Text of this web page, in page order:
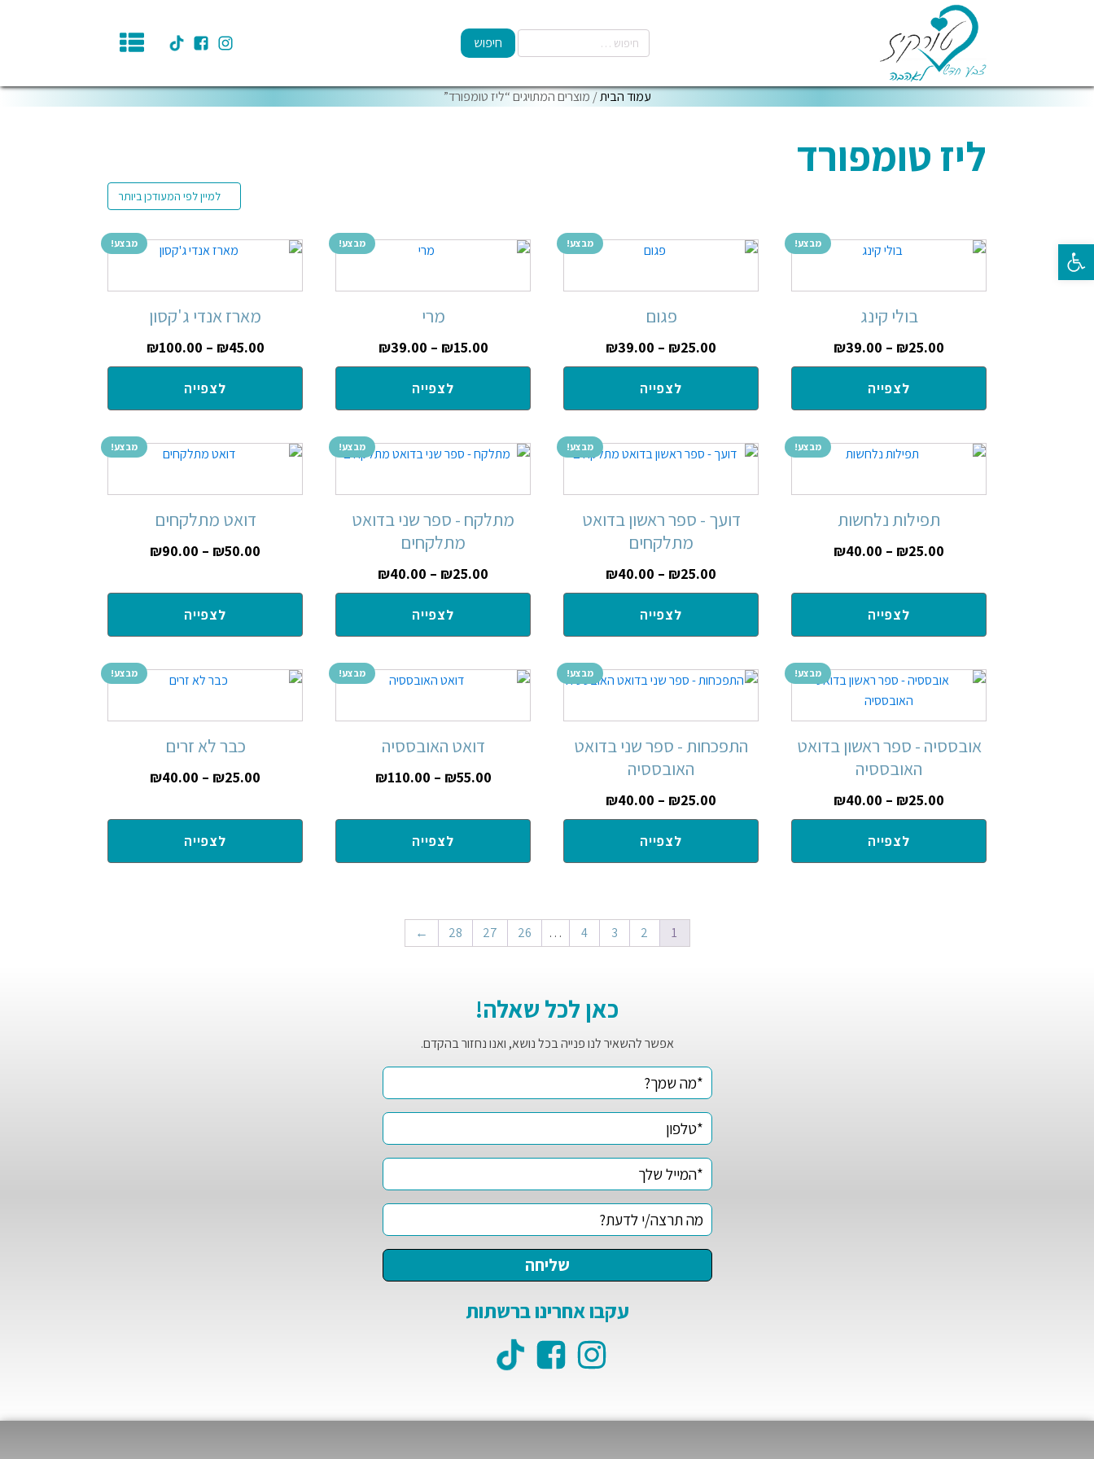
פתח סרגל נגישות
עמוד הבית/ מוצרים המתויגים “ליז טומפורד”
ליז טומפורד
מבצע!
בולי קינג
₪25.00
–
₪39.00
לצפייה
מבצע!
פגום
₪25.00
–
₪39.00
לצפייה
מבצע!
מרי
₪15.00
–
₪39.00
לצפייה
מבצע!
מארז אנדי ג'קסון
₪45.00
–
₪100.00
לצפייה
מבצע!
תפילות נלחשות
₪25.00
–
₪40.00
לצפייה
מבצע!
דועך - ספר ראשון בדואט
מתלקחים
₪25.00
–
₪40.00
לצפייה
מבצע!
מתלקח - ספר שני בדואט
מתלקחים
₪25.00
–
₪40.00
לצפייה
מבצע!
דואט מתלקחים
₪50.00
–
₪90.00
לצפייה
מבצע!
אובססיה - ספר ראשון בדואט
האובססיה
₪25.00
–
₪40.00
לצפייה
מבצע!
התפכחות - ספר שני בדואט
האובססיה
₪25.00
–
₪40.00
לצפייה
מבצע!
דואט האובססיה
₪55.00
–
₪110.00
לצפייה
מבצע!
כבר לא זרים
₪25.00
–
₪40.00
לצפייה
1
2
3
4
…
26
27
28
←
כאן לכל שאלה!
אפשר להשאיר לנו פנייה בכל נושא, ואנו נחזור בהקדם.
עקבו אחרינו ברשתות